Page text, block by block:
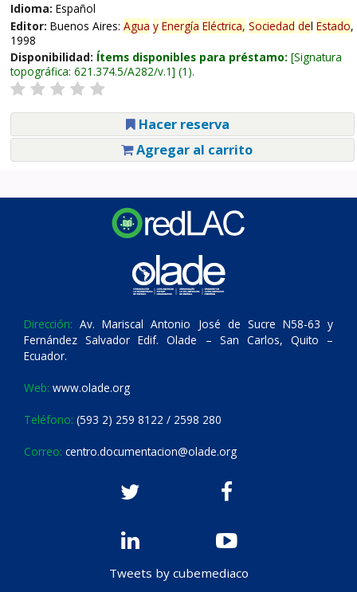
Idioma: Español
Editor: Buenos Aires: Agua y Energía Eléctrica, Sociedad del Estado,
1998
Disponibilidad: Ítems disponibles para préstamo: Signatura
topográfica: 621.374.5/A282/v.1 (1).
Hacer reserva
Agregar al carrito
Dirección: Av. Mariscal Antonio José de Sucre N58-63 y
Fernández Salvador Edif. Olade – San Carlos, Quito –
Ecuador.
Web: www.olade.org
Teléfono: (593 2) 259 8122 / 2598 280
Correo: centro.documentacion@olade.org
Tweets by cubemediaco